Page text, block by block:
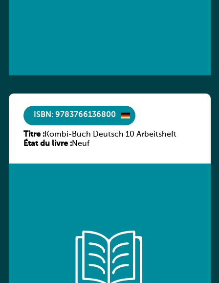
ISBN: 9783766136800
Titre :Kombi-Buch Deutsch 10 Arbeitsheft
État du livre :Neuf